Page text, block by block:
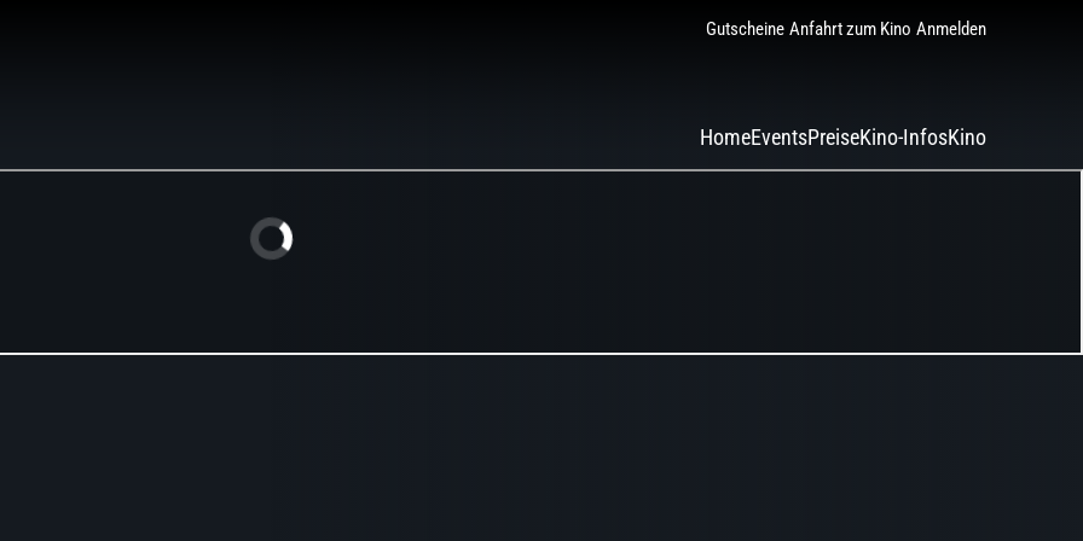
Gutscheine Anfahrt zum Kino Anmelden
HomeEventsPreiseKino-InfosKino